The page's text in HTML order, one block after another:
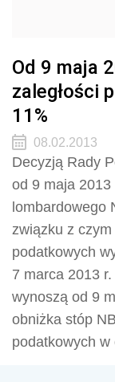
Od 9 maja
zaległości
11%
08.02.2013
Decyzją Rady
od 9 maja
lombardowego
związku z czym
podatkowych
7 marca 2013
wynoszą od 9
obniżka stóp
podatkowych